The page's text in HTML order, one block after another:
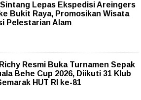
Lepas Ekspedisi Areingers
Bukit Raya, Promosikan Wisata
Pelestarian Alam
Resmi Buka Turnamen Sepak
Behe Cup 2026, Diikuti 31 Klub
HUT RI ke-81